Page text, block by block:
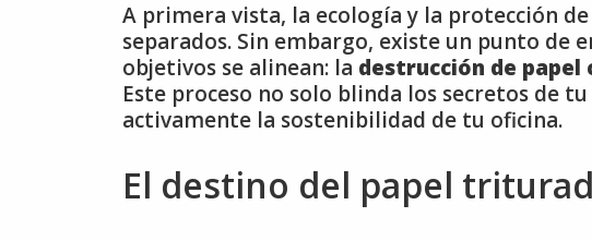
A primera vista, la ecología y la protección
separados. Sin embargo, existe un punto de
objetivos se alinean: la destrucción de papel
Este proceso no solo blinda los secretos de
activamente la sostenibilidad de tu oficina.
El destino del papel